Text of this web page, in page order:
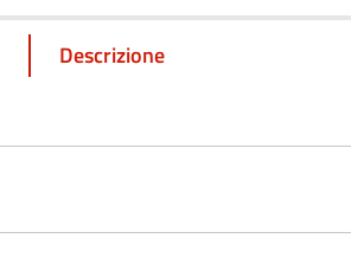
Descrizione